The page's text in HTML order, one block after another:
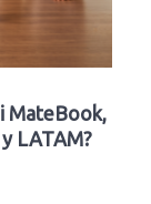
MateBook,
LATAM?